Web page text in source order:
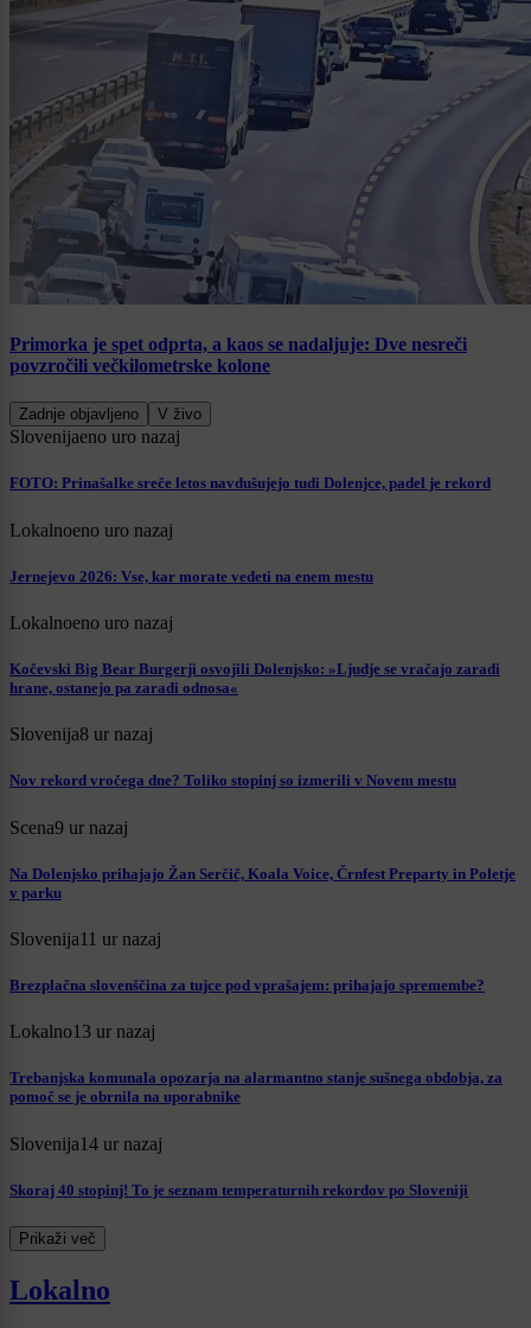
Primorka je spet odprta, a kaos se nadaljuje: Dve nesreči
povzročili večkilometrske kolone
Zadnje objavljeno V živo
Slovenijaeno uro nazaj
FOTO: Prinašalke sreče letos navdušujejo tudi Dolenjce, padel je rekord
Lokalnoeno uro nazaj
Jernejevo 2026: Vse, kar morate vedeti na enem mestu
Lokalnoeno uro nazaj
Kočevski Big Bear Burgerji osvojili Dolenjsko: »Ljudje se vračajo zaradi
hrane, ostanejo pa zaradi odnosa«
Slovenija8 ur nazaj
Nov rekord vročega dne? Toliko stopinj so izmerili v Novem mestu
Scena9 ur nazaj
Na Dolenjsko prihajajo Žan Serčič, Koala Voice, Črnfest Preparty in Poletje
v parku
Slovenija11 ur nazaj
Brezplačna slovenščina za tujce pod vprašajem: prihajajo spremembe?
Lokalno13 ur nazaj
Trebanjska komunala opozarja na alarmantno stanje sušnega obdobja, za
pomoč se je obrnila na uporabnike
Slovenija14 ur nazaj
Skoraj 40 stopinj! To je seznam temperaturnih rekordov po Sloveniji
Prikaži več
Lokalno